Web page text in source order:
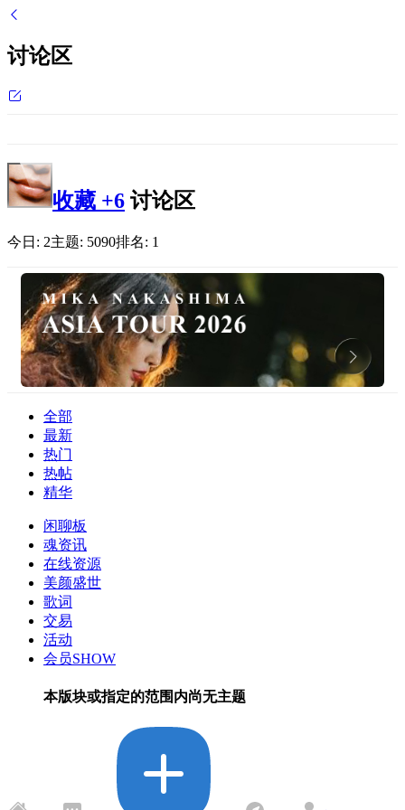
讨论区
收藏 +6 讨论区
今日: 2主题: 5090排名: 1
全部
最新
热门
热帖
精华
闲聊板
魂资讯
在线资源
美颜盛世
歌词
交易
活动
会员SHOW
本版块或指定的范围内尚无主题